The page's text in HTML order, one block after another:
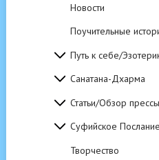
Новости
Поучительные
Путь к себе/
Санатана-Дхарма
Статьи/Обзор прессы
Суфийское
Творчество